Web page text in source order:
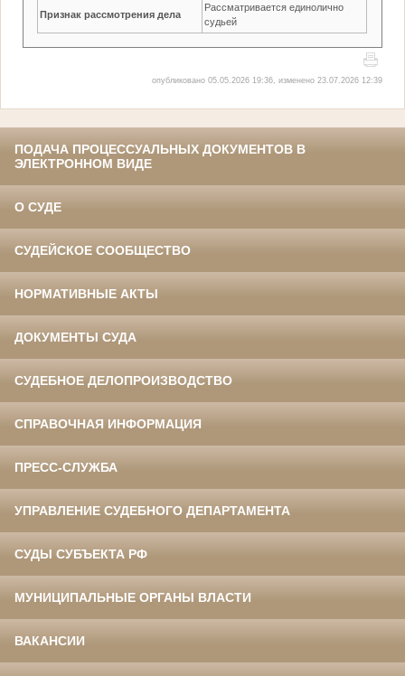
Признак рассмотрения дела
Рассматривается единолично
судьей
опубликовано 05.05.2026 19:36, изменено 23.07.2026 12:39
ПОДАЧА ПРОЦЕССУАЛЬНЫХ ДОКУМЕНТОВ В
ЭЛЕКТРОННОМ ВИДЕ
О СУДЕ
СУДЕЙСКОЕ СООБЩЕСТВО
НОРМАТИВНЫЕ АКТЫ
ДОКУМЕНТЫ СУДА
СУДЕБНОЕ ДЕЛОПРОИЗВОДСТВО
СПРАВОЧНАЯ ИНФОРМАЦИЯ
ПРЕСС-СЛУЖБА
УПРАВЛЕНИЕ СУДЕБНОГО ДЕПАРТАМЕНТА
СУДЫ СУБЪЕКТА РФ
МУНИЦИПАЛЬНЫЕ ОРГАНЫ ВЛАСТИ
ВАКАНСИИ